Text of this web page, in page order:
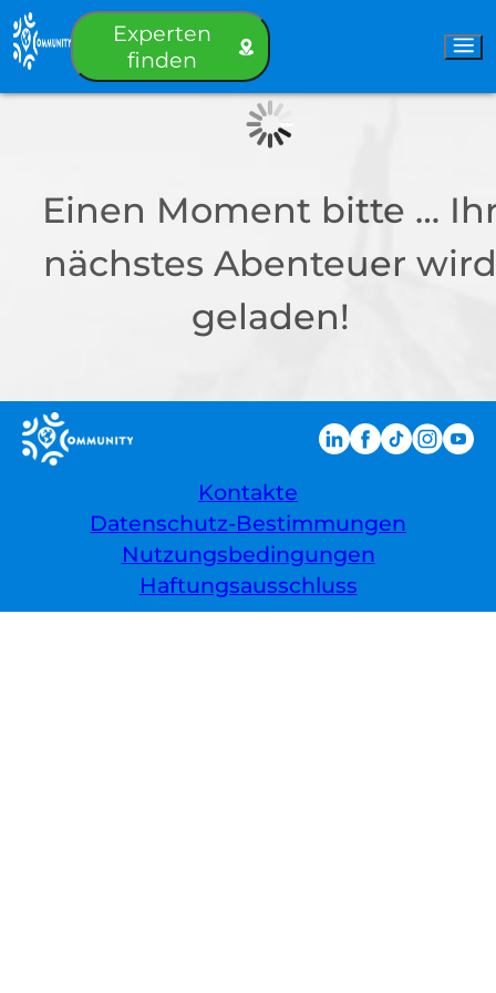
Experten
finden
Einen Moment bitte …
nächstes Abenteuer wird
geladen!
Kontakte
Datenschutz-Bestimmungen
Nutzungsbedingungen
Haftungsausschluss